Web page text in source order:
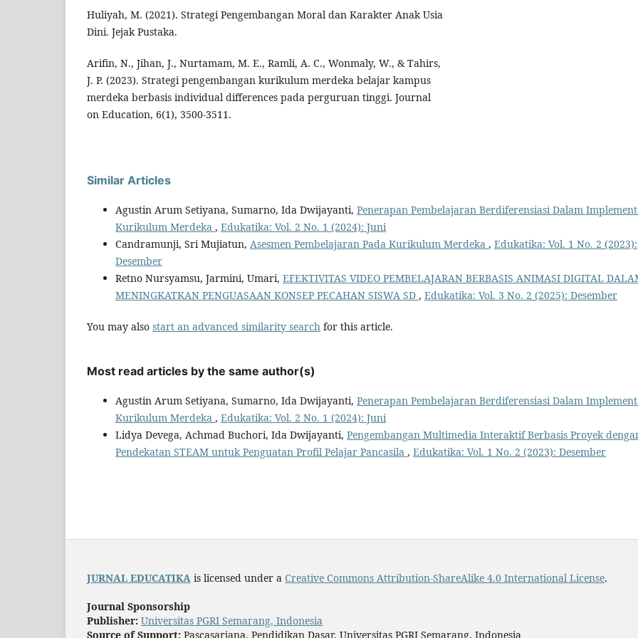
Huliyah, M. (2021). Strategi Pengembangan Moral dan Karakter Anak Usia
Dini. Jejak Pustaka.
Arifin, N., Jihan, J., Nurtamam, M. E., Ramli, A. C., Wonmaly, W., & Tahirs,
J. P. (2023). Strategi pengembangan kurikulum merdeka belajar kampus
merdeka berbasis individual differences pada perguruan tinggi. Journal
on Education, 6(1), 3500-3511.
Similar Articles
Agustin Arum Setiyana, Sumarno, Ida Dwijayanti, Penerapan Pembelajaran Berdiferensiasi Dalam
Kurikulum Merdeka , Edukatika: Vol. 2 No. 1 (2024): Juni
Candramunji, Sri Mujiatun, Asesmen Pembelajaran Pada Kurikulum Merdeka , Edukatika: Vol. 1 No. 2 (2023):
Desember
Retno Nursyamsu, Jarmini, Umari, EFEKTIVITAS VIDEO PEMBELAJARAN BERBASIS ANIMASI DIGITAL
MENINGKATKAN PENGUASAAN KONSEP PECAHAN SISWA SD , Edukatika: Vol. 3 No. 2 (2025): Desember
You may also start an advanced similarity search for this article.
Most read articles by the same author(s)
Agustin Arum Setiyana, Sumarno, Ida Dwijayanti, Penerapan Pembelajaran Berdiferensiasi Dalam
Kurikulum Merdeka , Edukatika: Vol. 2 No. 1 (2024): Juni
Lidya Devega, Achmad Buchori, Ida Dwijayanti, Pengembangan Multimedia Interaktif Berbasis Proyek
Pendekatan STEAM untuk Penguatan Profil Pelajar Pancasila , Edukatika: Vol. 1 No. 2 (2023): Desember
JURNAL EDUCATIKA is licensed under a Creative Commons Attribution-ShareAlike 4.0 International License.
Journal Sponsorship
Publisher: Universitas PGRI Semarang, Indonesia
Source of Support: Pascasarjana, Pendidikan Dasar, Universitas PGRI Semarang, Indonesia